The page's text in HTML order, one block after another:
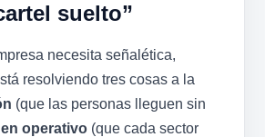
suelto”
necesita señalética,
resolviendo tres cosas a la
(que las personas lleguen sin
operativo (que cada sector